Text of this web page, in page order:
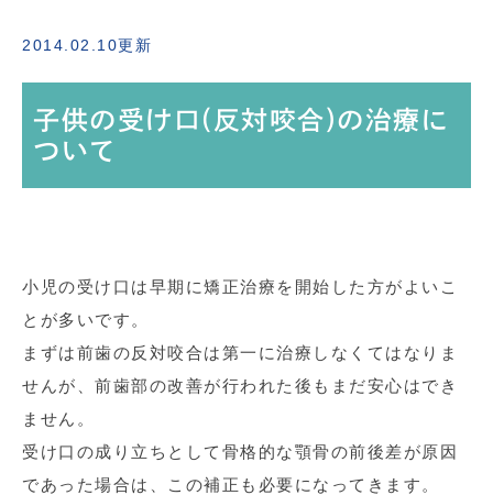
2014.02.10更新
子供の受け口(反対咬合)の治療に
ついて
小児の受け口は早期に矯正治療を開始した方がよいこ
とが多いです。
まずは前歯の反対咬合は第一に治療しなくてはなりま
せんが、前歯部の改善が行われた後もまだ安心はでき
ません。
受け口の成り立ちとして骨格的な顎骨の前後差が原因
であった場合は、この補正も必要になってきます。